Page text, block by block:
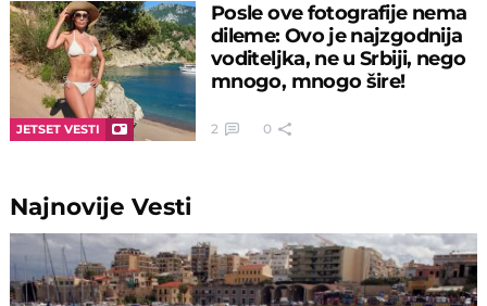
JETSET VESTI
Posle ove fotografije nema
dileme: Ovo je najzgodnija
voditeljka, ne u Srbiji, nego
mnogo, mnogo šire!
2 0
NajnovijeVesti